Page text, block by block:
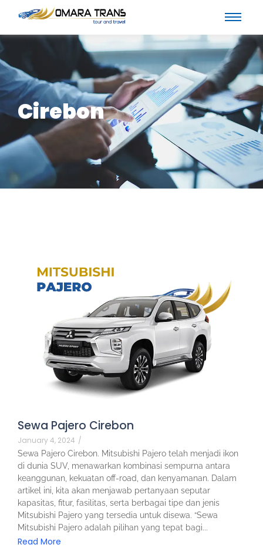
Cirebon
Sewa Pajero Cirebon
January 4, 2024 /
Sewa Pajero Cirebon. Mitsubishi Pajero telah menjadi ikon
di dunia SUV, menawarkan kombinasi sempurna antara
keanggunan, kekuatan off-road, dan kenyamanan. Dalam
artikel ini, kita akan menjawab pertanyaan seputar
kapasitas, fitur, fasilitas, serta berbagai tipe dan jenis
Mitsubishi Pajero yang tersedia untuk disewa. “Sewa
Mitsubishi Pajero adalah pilihan yang tepat bagi...
Read More